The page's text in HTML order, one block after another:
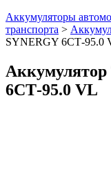
Аккумуляторы
транспорта >
SYNERGY 6СТ-95.0
6СТ-95.0 VL